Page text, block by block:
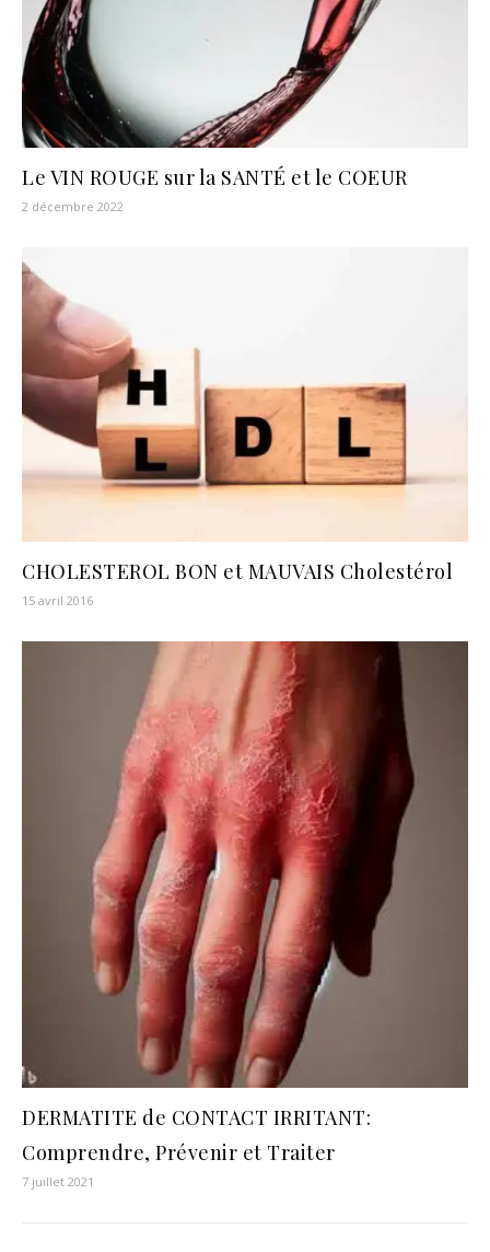
Le VIN ROUGE sur la SANTÉ et le COEUR
2 décembre 2022
CHOLESTEROL BON et MAUVAIS Cholestérol
15 avril 2016
DERMATITE de CONTACT IRRITANT:
Comprendre, Prévenir et Traiter
7 juillet 2021